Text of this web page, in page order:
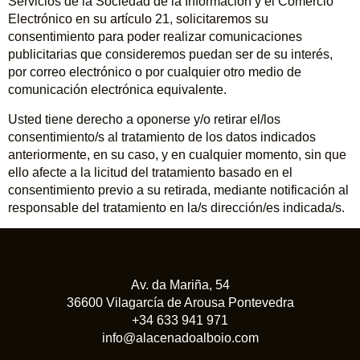
Electrónico en su artículo 21, solicitaremos su
consentimiento para poder realizar comunicaciones
publicitarias que consideremos puedan ser de su interés,
por correo electrónico o por cualquier otro medio de
comunicación electrónica equivalente.
Usted tiene derecho a oponerse y/o retirar el/los
consentimiento/s al tratamiento de los datos indicados
anteriormente, en su caso, y en cualquier momento, sin que
ello afecte a la licitud del tratamiento basado en el
consentimiento previo a su retirada, mediante notificación al
responsable del tratamiento en la/s dirección/es indicada/s.
Av. da Mariña, 54
36600 Vilagarcía de Arousa Pontevedra
+34 633 941 971
info@alacenadoalboio.com